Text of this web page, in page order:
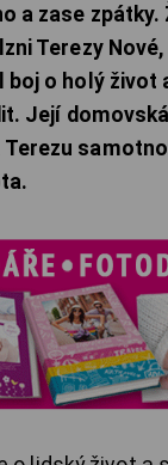
a zase
Terezy
o holý život
Její